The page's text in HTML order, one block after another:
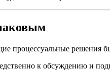
процессуальные решения
к обсуждению и